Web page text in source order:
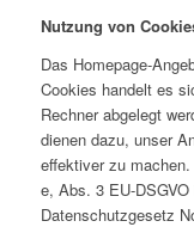
Nutzung von
Das Homepage-
Cookies handelt es
Rechner abgelegt
dienen dazu, unser
effektiver zu
e, Abs. 3 EU-
Datenschutzgesetz